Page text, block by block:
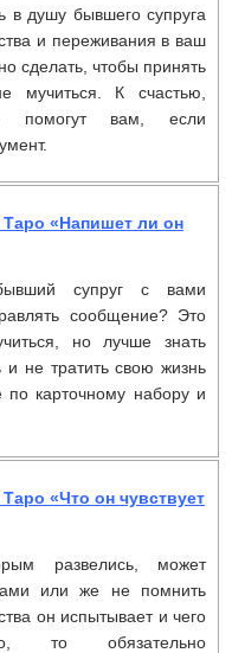
в душу бывшего супруга
и переживания в ваш
сделать, чтобы принять
К счастью,
помогут вам, если
Таро «Напишет ли он
супруг с вами
сообщение? Это
но лучше знать
не тратить свою жизнь
по карточному набору и
Таро «Что он чувствует
развелись, может
или же не помнить
он испытывает и чего
то обязательно